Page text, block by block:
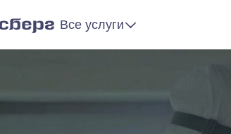
Все услуги